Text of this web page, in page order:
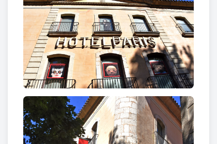
Joan Brossa, Quim Monzó, Frederic Amat…